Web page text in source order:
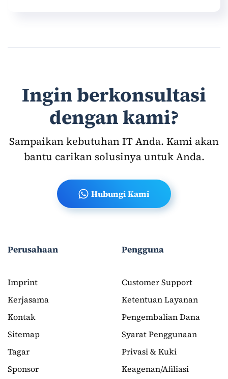
Ingin berkonsultasi
dengan kami?
Sampaikan kebutuhan IT Anda. Kami akan
bantu carikan solusinya untuk Anda.
Hubungi Kami
Perusahaan
Imprint
Kerjasama
Kontak
Sitemap
Tagar
Sponsor
Pengguna
Customer Support
Ketentuan Layanan
Pengembalian Dana
Syarat Penggunaan
Privasi & Kuki
Keagenan/Afiliasi